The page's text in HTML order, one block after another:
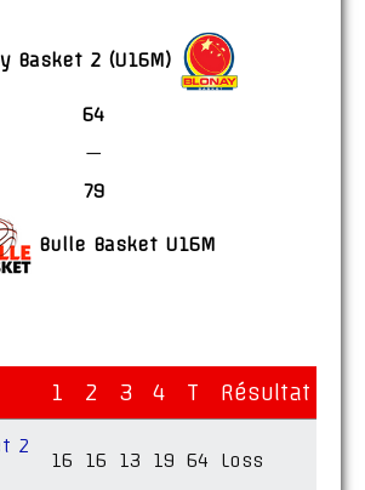
Basket 2 (U16M)
64
—
79
Bulle Basket U16M
1 2 3 4 T Résultat
2
16 16 13 19 64 Loss